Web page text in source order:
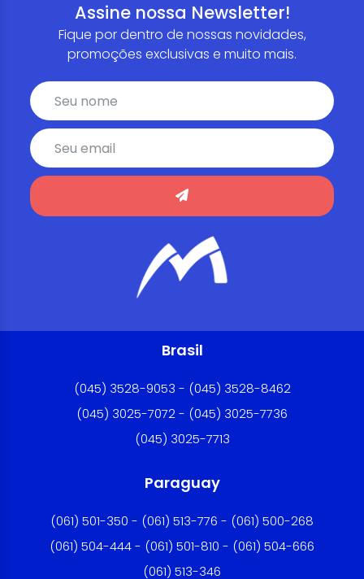
Assine nossa Newsletter!
Fique por dentro de nossas novidades,
promoções exclusivas e muito mais.
Brasil
(045) 3528-9053 - (045) 3528-8462
(045) 3025-7072 - (045) 3025-7736
(045) 3025-7713
Paraguay
(061) 501-350 - (061) 513-776 - (061) 500-268
(061) 504-444 - (061) 501-810 - (061) 504-666
(061) 513-346